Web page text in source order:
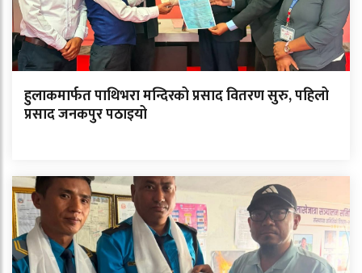
हुलाकमार्फत पाथिभरा मन्दिरको प्रसाद वितरण सुरु, पहिलो
प्रसाद जनकपुर पठाइयो